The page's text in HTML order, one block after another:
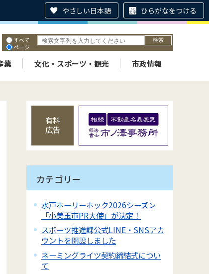
やさしい日本語 ひらがなをつける
すべて
ページ
業 文化・スポーツ・観光 市政情報
有料
広告
カテゴリー
水戸ホーリーホック2026シーズン
「小美玉市PR大使」が決定！
スポーツ推進課公式LINE・SNSアカ
ウントを開設しました
ネーミングライツ契約締結式につい
て